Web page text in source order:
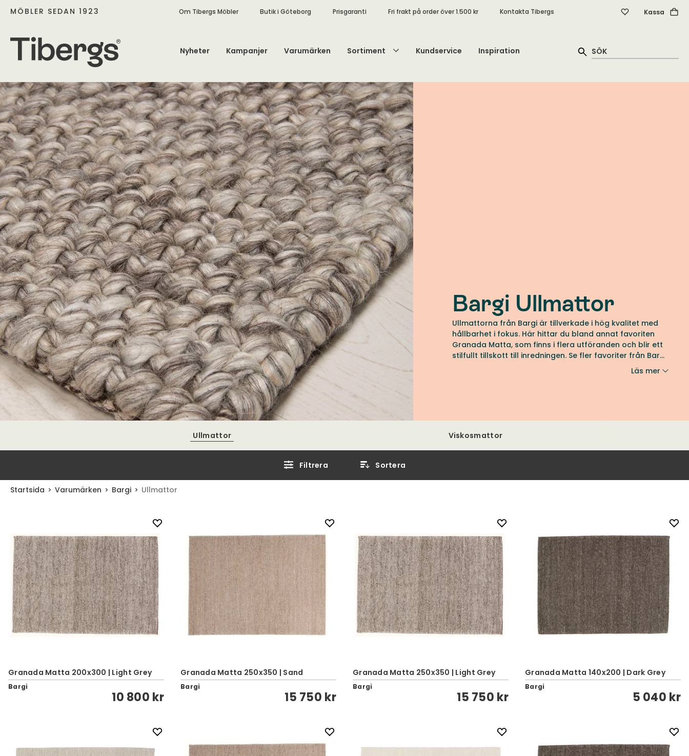
MÖBLER SEDAN 1923 Om Tibergs Möbler Butik i Göteborg Prisgaranti Fri frakt på order över 1.500 kr Kontakta Tibergs Kassa
Nyheter Kampanjer Varumärken Sortiment Kundservice Inspiration
Bargi Ullmattor
Ullmattorna från Bargi är tillverkade i hög kvalitet med
hållbarhet i fokus. Här hittar du bland annat favoriten
Granada Matta, som finns i flera utföranden och blir ett
stilfullt tillskott till inredningen. Se fler favoriter från Bargi
Läs mer
Ullmattor Viskosmattor
Filtrera Sortera
Startsida Varumärken Bargi Ullmattor
Granada Matta 200x300 | Light Grey
Bargi
10 800 kr
Granada Matta 250x350 | Sand
Bargi
15 750 kr
Granada Matta 250x350 | Light Grey
Bargi
15 750 kr
Granada Matta 140x200 | Dark Grey
Bargi
5 040 kr